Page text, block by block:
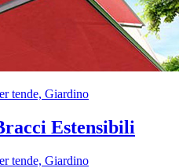
tende, Giardino
Estensibili
tende, Giardino